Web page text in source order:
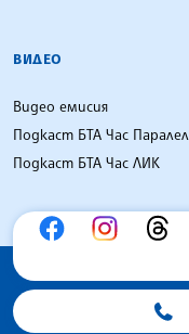
ВИДЕО
Видео емисия
Подкаст БТА Час
Подкаст БТА Час ЛИК